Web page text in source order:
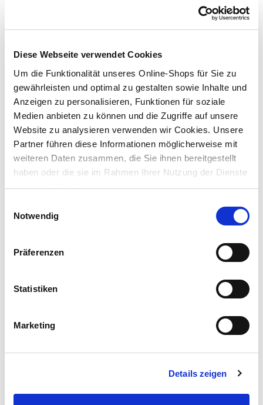
Diese Webseite verwendet Cookies
Um die Funktionalität unseres Online-Shops für Sie zu
gewährleisten und optimal zu gestalten sowie Inhalte und
Anzeigen zu personalisieren, Funktionen für soziale
Medien anbieten zu können und die Zugriffe auf unsere
Website zu analysieren verwenden wir Cookies. Unsere
Partner führen diese Informationen möglicherweise mit
weiteren Daten zusammen, die Sie ihnen bereitgestellt
haben oder die sie im Rahmen Ihrer Nutzung der Dienste
gesammelt haben.
Notwendig
Präferenzen
Statistiken
Marketing
Details zeigen
Preis reduziert von
UVP 12,99 €auf
9,99 €*
m, weiß
Preis reduziert von
UVP 11,99 €auf
nur im
Markt